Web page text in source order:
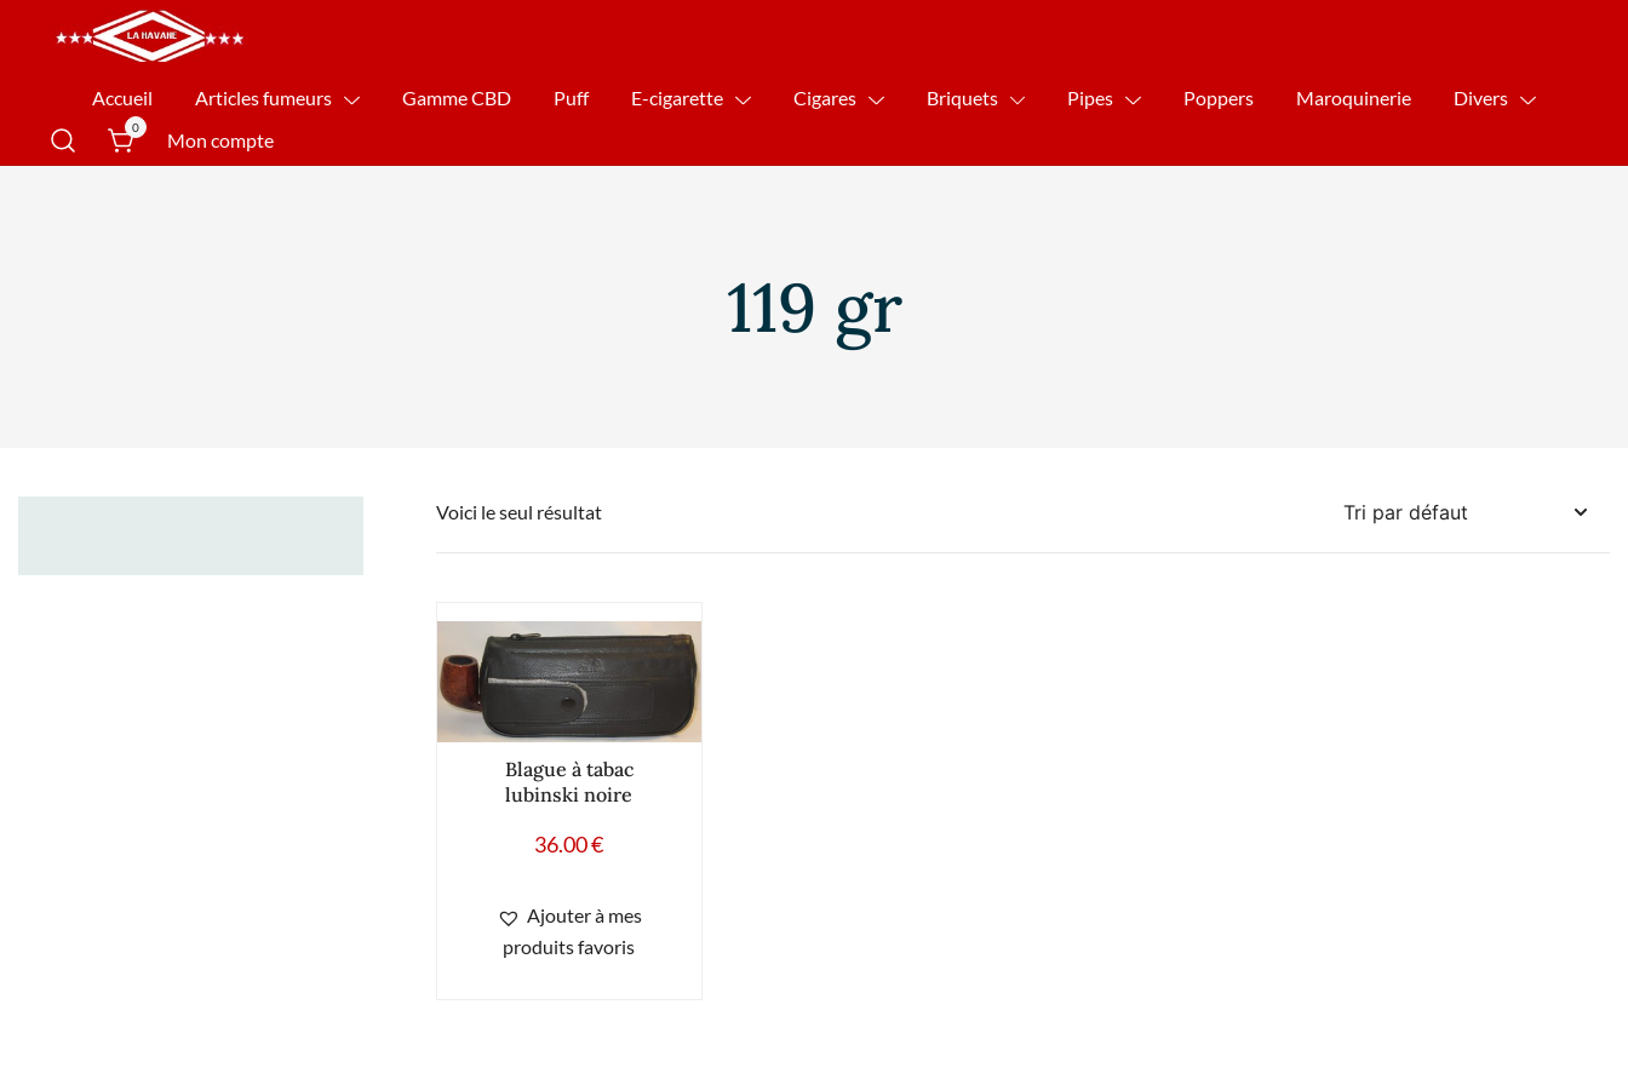
La Havane Nîmes
Accueil Articles fumeurs Gamme CBD Puff E-cigarette Cigares Briquets Pipes Poppers Maroquinerie Divers
0
Mon compte
119 gr
Voici le seul résultat
Blague à tabac
lubinski noire
36.00€
Ajouter à mes
produits favoris